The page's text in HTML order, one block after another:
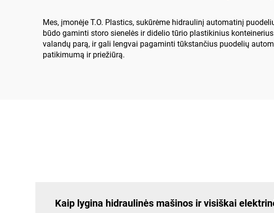
Mes, įmonėje T.O. Plastics, sukūrėme hidraulinį automatinį
būdo gaminti storo sienelės ir didelio tūrio plastikinius
valandų parą, ir gali lengvai pagaminti tūkstančius puodelių
patikimumą ir priežiūrą.
Kaip lygina hidraulinės mašinos ir visiškai